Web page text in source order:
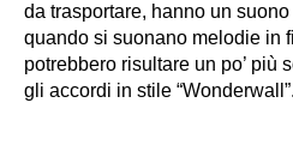
da trasportare, hanno un
quando si suonano melodie in
potrebbero risultare un po’ più
gli accordi in stile “Wonderwall”.